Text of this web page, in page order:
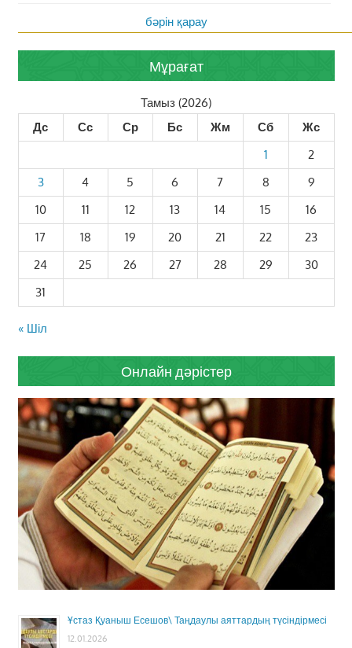
бәрін қарау
Мұрағат
Тамыз (2026)
Дс
Сс Ср Бс Жм Сб
Жс
1
2
3
4 5 6 7 8
9
10
11 12 13 14 15
16
17
18 19 20 21 22
23
24
25 26 27 28 29
30
31
« Шіл
Онлайн дәрістер
Ұстаз Қуаныш Есешов\ Таңдаулы аяттардың түсіндірмесі
12.01.2026